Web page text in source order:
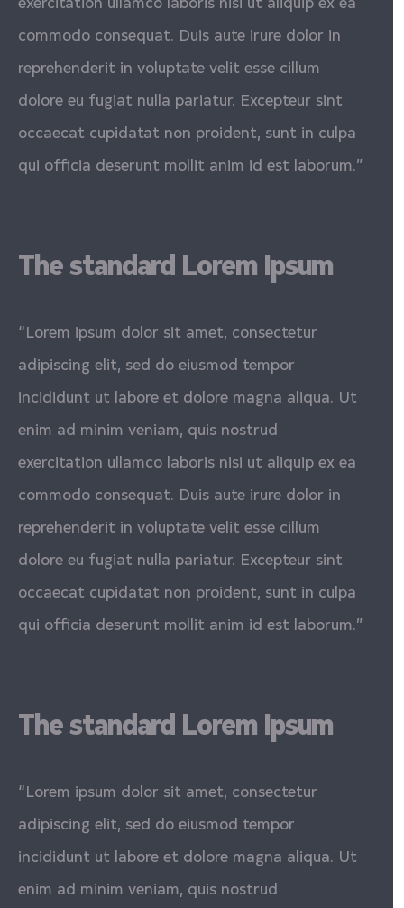
commodo consequat. Duis aute irure dolor in
reprehenderit in voluptate velit esse cillum
dolore eu fugiat nulla pariatur. Excepteur sint
occaecat cupidatat non proident, sunt in culpa
qui officia deserunt mollit anim id est laborum.”
The standard Lorem Ipsum
“Lorem ipsum dolor sit amet, consectetur
adipiscing elit, sed do eiusmod tempor
incididunt ut labore et dolore magna aliqua. Ut
enim ad minim veniam, quis nostrud
exercitation ullamco laboris nisi ut aliquip ex ea
commodo consequat. Duis aute irure dolor in
reprehenderit in voluptate velit esse cillum
dolore eu fugiat nulla pariatur. Excepteur sint
occaecat cupidatat non proident, sunt in culpa
qui officia deserunt mollit anim id est laborum.”
The standard Lorem Ipsum
“Lorem ipsum dolor sit amet, consectetur
adipiscing elit, sed do eiusmod tempor
incididunt ut labore et dolore magna aliqua. Ut
enim ad minim veniam, quis nostrud